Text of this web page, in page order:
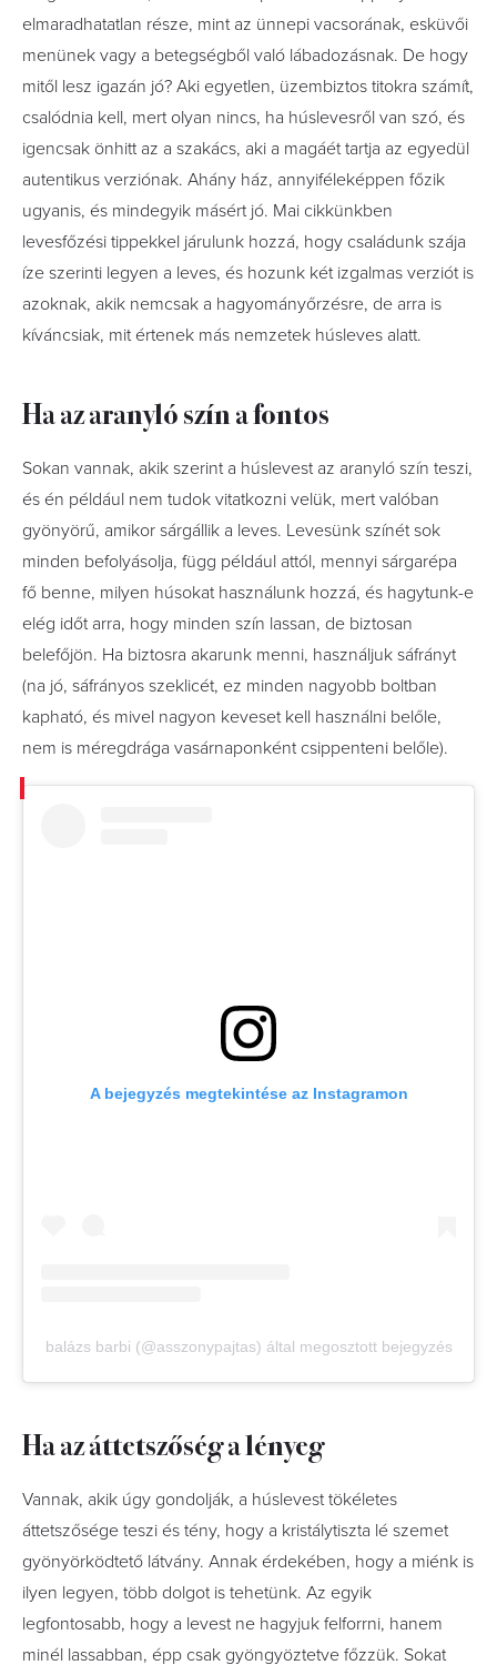
elmaradhatatlan része, mint az ünnepi vacsorának, esküvői
menünek vagy a betegségből való lábadozásnak. De hogy
mitől lesz igazán jó? Aki egyetlen, üzembiztos titokra számít,
csalódnia kell, mert olyan nincs, ha húslevesről van szó, és
igencsak önhitt az a szakács, aki a magáét tartja az egyedül
autentikus verziónak. Ahány ház, annyiféleképpen főzik
ugyanis, és mindegyik másért jó. Mai cikkünkben
levesfőzési tippekkel járulunk hozzá, hogy családunk szája
íze szerinti legyen a leves, és hozunk két izgalmas verziót is
azoknak, akik nemcsak a hagyományőrzésre, de arra is
kíváncsiak, mit értenek más nemzetek húsleves alatt.
Ha az aranyló szín a fontos
Sokan vannak, akik szerint a húslevest az aranyló szín teszi,
és én például nem tudok vitatkozni velük, mert valóban
gyönyörű, amikor sárgállik a leves. Levesünk színét sok
minden befolyásolja, függ például attól, mennyi sárgarépa
fő benne, milyen húsokat használunk hozzá, és hagytunk-e
elég időt arra, hogy minden szín lassan, de biztosan
belefőjön. Ha biztosra akarunk menni, használjuk sáfrányt
(na jó, sáfrányos szeklicét, ez minden nagyobb boltban
kapható, és mivel nagyon keveset kell használni belőle,
nem is méregdrága vasárnaponként csippenteni belőle).
A bejegyzés megtekintése az Instagramon
balázs barbi (@asszonypajtas) által megosztott bejegyzés
Ha az áttetszőség a lényeg
Vannak, akik úgy gondolják, a húslevest tökéletes
áttetszősége teszi és tény, hogy a kristálytiszta lé szemet
gyönyörködtető látvány. Annak érdekében, hogy a miénk is
ilyen legyen, több dolgot is tehetünk. Az egyik
legfontosabb, hogy a levest ne hagyjuk felforrni, hanem
minél lassabban, épp csak gyöngyöztetve főzzük. Sokat